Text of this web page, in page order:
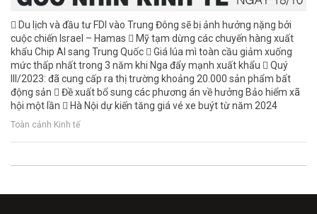
 Du lịch và đầu tư FDI vào Trung Đông sẽ bị ảnh hưởng nặng bởi
cuộc chiến Israel – Hamas  Mỹ tạm dừng các chuyến hàng xuất
khẩu Chip AI sang Trung Quốc  Giá lúa mì toàn cầu giảm xuống
mức thấp nhất trong 3 năm khi Nga đẩy mạnh xuất khẩu  Quý
III/2023: đã cung cấp ra thị trường khoảng 20.000 sản phẩm bất
động sản  Đề xuất bổ sung các phương án về hưởng Bảo hiểm xã
hội một lần  Hà Nội dự kiến tăng giá vé xe buýt từ năm 2024
Toàn cảnh Kinh tế